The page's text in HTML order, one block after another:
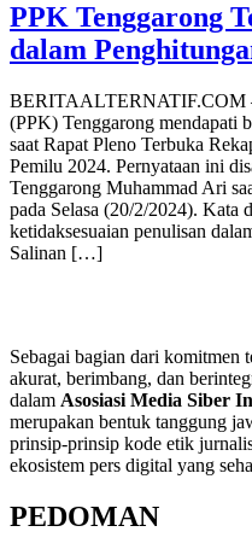
PPK Tenggarong
dalam
BERITAALTERNATIF.COM
(PPK) Tenggarong mendapati
saat Rapat Pleno Terbuka
Pemilu 2024. Pernyataan ini
Tenggarong Muhammad Ari
pada Selasa (20/2/2024). Kata
ketidaksesuaian penulisan
Salinan […]
Sebagai bagian dari komitmen
akurat, berimbang, dan
dalam Asosiasi Media Siber
merupakan bentuk tanggung
prinsip-prinsip kode etik
ekosistem pers digital yang
PEDOMAN